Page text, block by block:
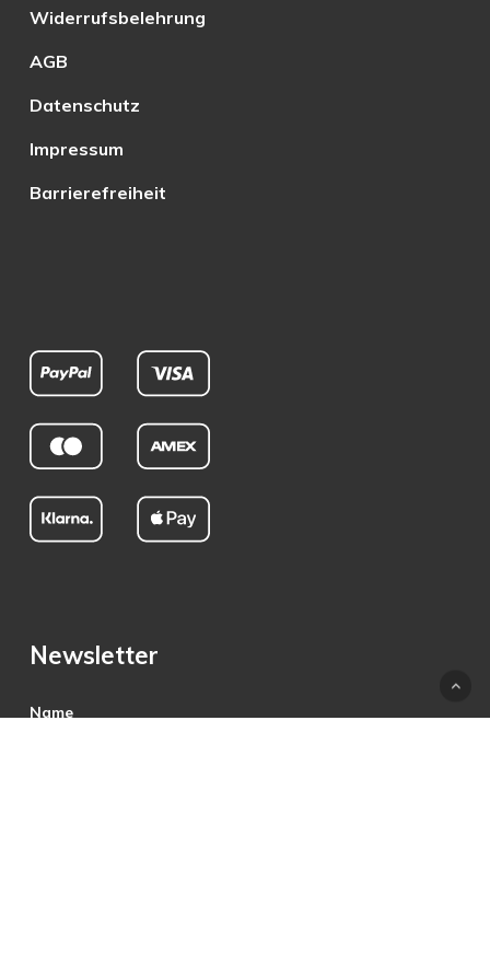
Widerrufsbelehrung
AGB
Datenschutz
Impressum
Barrierefreiheit
Newsletter
Name